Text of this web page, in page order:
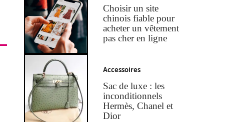
Choisir un site
chinois fiable pour
acheter un vêtement
pas cher en ligne
Accessoires
Sac de luxe : les
inconditionnels
Hermès, Chanel et
Dior